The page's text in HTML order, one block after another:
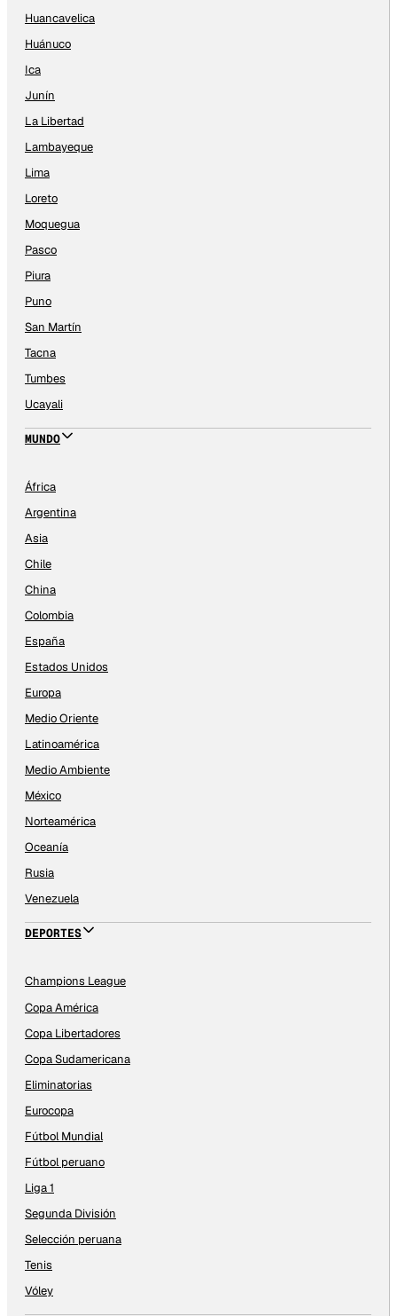
Huancavelica
Huánuco
Ica
Junín
La Libertad
Lambayeque
Lima
Loreto
Moquegua
Pasco
Piura
Puno
San Martín
Tacna
Tumbes
Ucayali
MUNDO
África
Argentina
Asia
Chile
China
Colombia
España
Estados Unidos
Europa
Medio Oriente
Latinoamérica
Medio Ambiente
México
Norteamérica
Oceanía
Rusia
Venezuela
DEPORTES
Champions League
Copa América
Copa Libertadores
Copa Sudamericana
Eliminatorias
Eurocopa
Fútbol Mundial
Fútbol peruano
Liga 1
Segunda División
Selección peruana
Tenis
Vóley